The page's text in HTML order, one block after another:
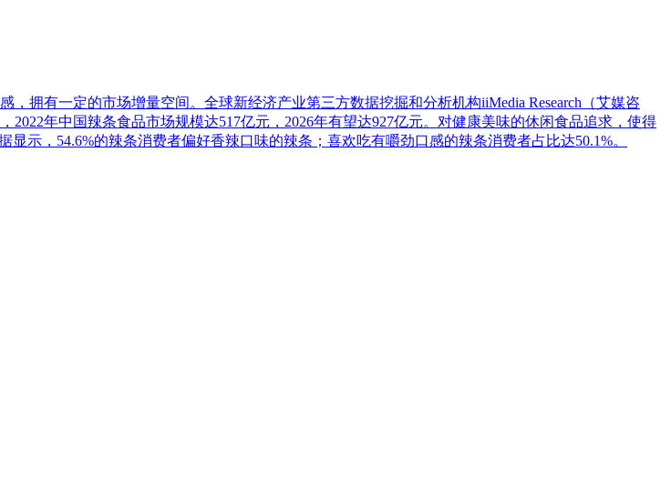
拥有一定的市场增量空间。全球新经济产业第三方数据挖掘和分析机构iiMedia Research（艾媒咨
年中国辣条食品市场规模达517亿元，2026年有望达927亿元。对健康美味的休闲食品追求，使得
示，54.6%的辣条消费者偏好香辣口味的辣条；喜欢吃有嚼劲口感的辣条消费者占比达50.1%。